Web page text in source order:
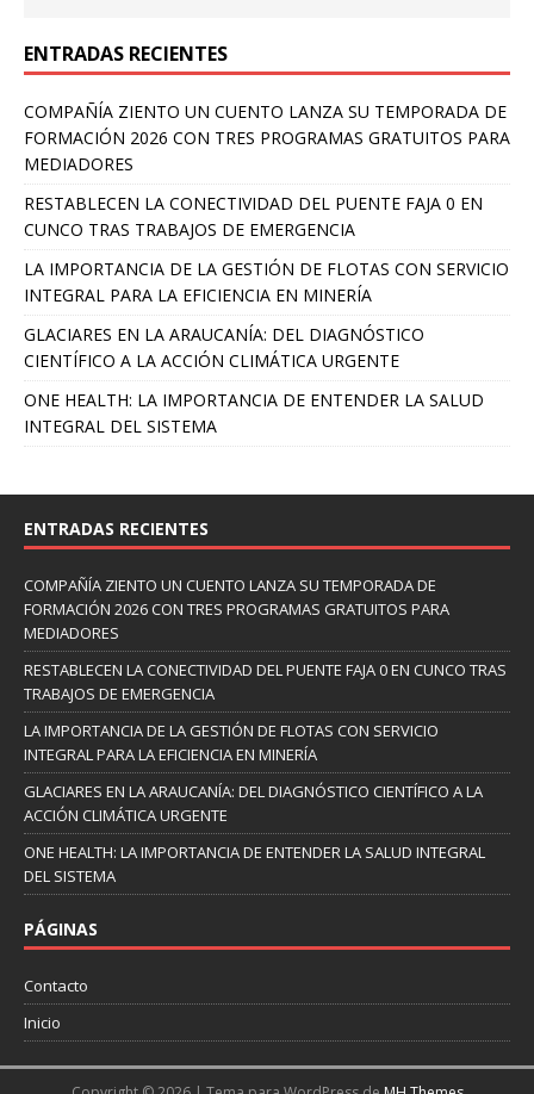
ENTRADAS RECIENTES
COMPAÑÍA ZIENTO UN CUENTO LANZA SU TEMPORADA DE
FORMACIÓN 2026 CON TRES PROGRAMAS GRATUITOS PARA
MEDIADORES
RESTABLECEN LA CONECTIVIDAD DEL PUENTE FAJA 0 EN
CUNCO TRAS TRABAJOS DE EMERGENCIA
LA IMPORTANCIA DE LA GESTIÓN DE FLOTAS CON SERVICIO
INTEGRAL PARA LA EFICIENCIA EN MINERÍA
GLACIARES EN LA ARAUCANÍA: DEL DIAGNÓSTICO
CIENTÍFICO A LA ACCIÓN CLIMÁTICA URGENTE
ONE HEALTH: LA IMPORTANCIA DE ENTENDER LA SALUD
INTEGRAL DEL SISTEMA
ENTRADAS RECIENTES
COMPAÑÍA ZIENTO UN CUENTO LANZA SU TEMPORADA DE
FORMACIÓN 2026 CON TRES PROGRAMAS GRATUITOS PARA
MEDIADORES
RESTABLECEN LA CONECTIVIDAD DEL PUENTE FAJA 0 EN CUNCO TRAS
TRABAJOS DE EMERGENCIA
LA IMPORTANCIA DE LA GESTIÓN DE FLOTAS CON SERVICIO
INTEGRAL PARA LA EFICIENCIA EN MINERÍA
GLACIARES EN LA ARAUCANÍA: DEL DIAGNÓSTICO CIENTÍFICO A LA
ACCIÓN CLIMÁTICA URGENTE
ONE HEALTH: LA IMPORTANCIA DE ENTENDER LA SALUD INTEGRAL
DEL SISTEMA
PÁGINAS
Contacto
Inicio